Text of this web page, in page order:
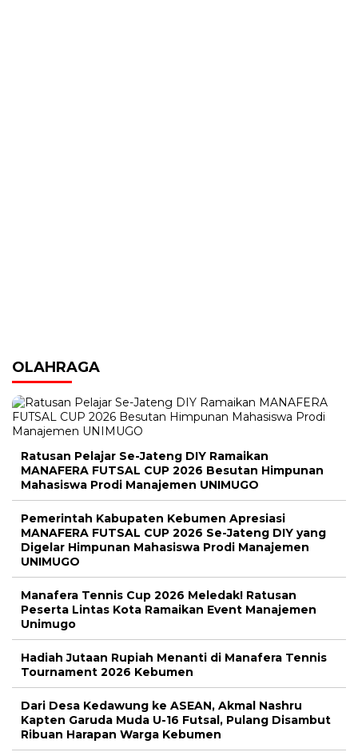
OLAHRAGA
Ratusan Pelajar Se-Jateng DIY Ramaikan
MANAFERA FUTSAL CUP 2026 Besutan Himpunan
Mahasiswa Prodi Manajemen UNIMUGO
Pemerintah Kabupaten Kebumen Apresiasi
MANAFERA FUTSAL CUP 2026 Se-Jateng DIY yang
Digelar Himpunan Mahasiswa Prodi Manajemen
UNIMUGO
Manafera Tennis Cup 2026 Meledak! Ratusan
Peserta Lintas Kota Ramaikan Event Manajemen
Unimugo
Hadiah Jutaan Rupiah Menanti di Manafera Tennis
Tournament 2026 Kebumen
Dari Desa Kedawung ke ASEAN, Akmal Nashru
Kapten Garuda Muda U-16 Futsal, Pulang Disambut
Ribuan Harapan Warga Kebumen